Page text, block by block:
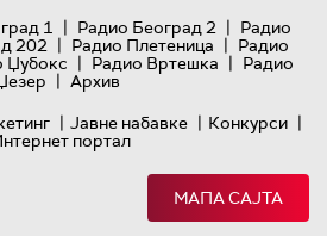
1 | Радио Београд 2 | Радио
202 | Радио Плетеница | Радио
Џубокс | Радио Вртешка | Радио
| Архив
| Јавне набавке | Конкурси |
портал
МАПА САЈТА